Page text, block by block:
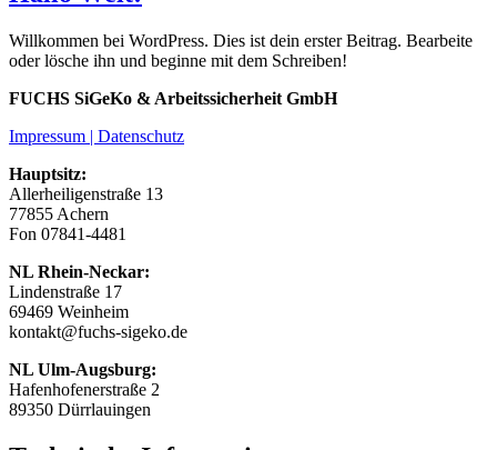
Willkommen bei WordPress. Dies ist dein erster Beitrag. Bearbeite
oder lösche ihn und beginne mit dem Schreiben!
FUCHS SiGeKo & Arbeitssicherheit GmbH
Impressum | Datenschutz
Hauptsitz:
Allerheiligenstraße 13
77855 Achern
Fon 07841-4481
NL Rhein-Neckar:
Lindenstraße 17
69469 Weinheim
kontakt@fuchs-sigeko.de
NL Ulm-Augsburg:
Hafenhofenerstraße 2
89350 Dürrlauingen